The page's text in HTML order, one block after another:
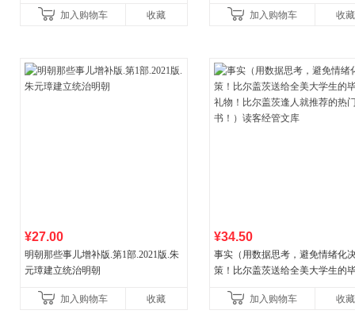
加入购物车
收藏 加入购物车 收藏
¥27.00
明朝那些事儿增补版.第1部.2021版.朱
元璋建立统治明朝
加入购物车 收藏
¥34.50
事实（用数据思考，避免情绪化
策！比尔盖茨送给全美大学生的
书！）读客经管文库
加入购物车 收藏